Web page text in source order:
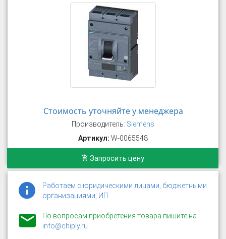
Стоимость уточняйте у менеджера
Производитель: Siemens
Артикул: W-0065548
Запросить цену
Работаем с юридическими лицами, бюджетными
организациями, ИП
По вопросам приобретения товара пишите на
info@chiply.ru